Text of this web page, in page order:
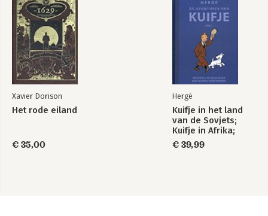
Xavier Dorison
Het rode eiland
€ 35,00
Hergé
Kuifje in het land
van de Sovjets;
Kuifje in Afrika;
Kuifje in Amerika
€ 39,99